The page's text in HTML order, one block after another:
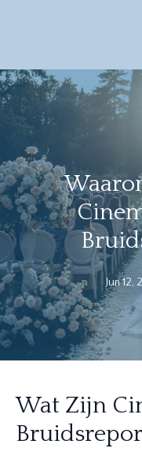
Jun 12,
Wat Zijn